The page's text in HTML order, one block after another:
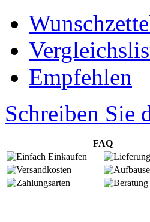
Empfehlen
Schreiben Sie
FAQ